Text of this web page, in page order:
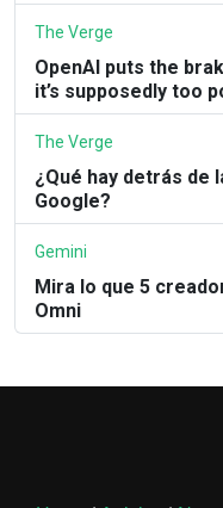
The Verge
OpenAI puts the
it’s supposedly too
The Verge
¿Qué hay detrás de
Google?
Gemini
Mira lo que 5
Omni